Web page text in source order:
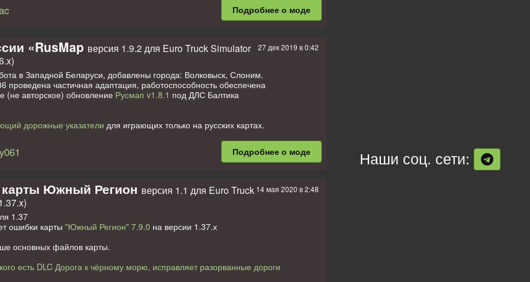
Подробнее о моде
27 дек 2019 в 0:42
«RusMap версия 1.9.2 для Euro Truck Simulator
в Западной Беларуси, добавлены города: Волковыск, Слоним.
проведена частичная адаптация, работоспособность обеспечена
(не авторское) обновление Русмап v1.8.1 под ДЛС Балтика
дорожные указатели для играющих только на русских картах.
на 1.36
1.36 используйте обновлённыйфикс
России:
Великие Луки, Великий Новгород, Велиж, Волоколамск, Воронеж, Выборг,
Вязьма, Зеленоборский, Калуга, Кемь, Клин, Коломна, Курск, Лодейное Поле,
Москва, Невель, Обнинск, Орел, Осташков, Петрозаводск, Порхов, Псков,
Санкт-Петербург, Смоленск, Саратов, Тверь, Тула, Холм, Шлиссельбург,
Волгоград, Волжский, Краснослободск, Энгельс.
Беларусь:
Брест, Витебск, Гомель, Минск, Могилев, Мозырь, Мстиславль, Орша,
Подробнее о моде
14 мая 2020 в 2:48
Южный Регион версия 1.1 для Euro Truck
1.37
ошибки карты "Южный Регион" 7.9.0 на версии 1.37.х
основных файлов карты.
есть DLC Дорога к чёрному морю, исправляет разорванные дороги
Наши соц. сети: